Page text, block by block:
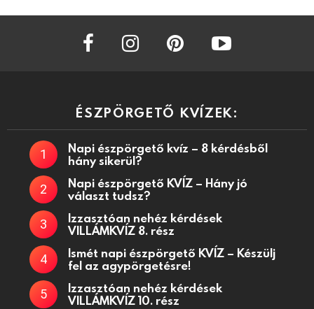
facebook instagram
ÉSZPÖRGETŐ KVÍZEK:
Napi észpörgető kvíz – 8 kérdésből
hány sikerül?
Napi észpörgető KVÍZ – Hány jó
választ tudsz?
Izzasztóan nehéz kérdések
VILLÁMKVÍZ 8. rész
Ismét napi észpörgető KVÍZ – Készülj
fel az agypörgetésre!
Izzasztóan nehéz kérdések
VILLÁMKVÍZ 10. rész